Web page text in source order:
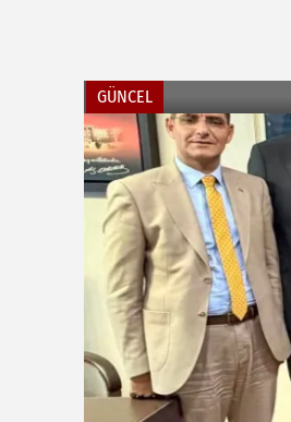
GÜNCEL